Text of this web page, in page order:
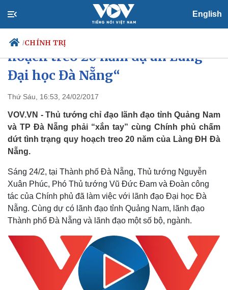
English
/CHÍNH TRỊ
Chính trị
Tổ chức nhân sự
Quốc hội
Nhận diện sự thật
Tin 24h
Dự báo thời tiết
Giáo dục
Dấu ấn VOV
Thủ tướng: “Chấm dứt quy
hoạch treo 20 năm dự án Làng
Đại học Đà Nẵng“
Thứ Sáu, 16:53, 24/02/2017
VOV.VN - Thủ tướng chỉ đạo lãnh đạo tỉnh Quảng Nam
và TP Đà Nẵng phải “xắn tay” cùng Chính phủ chấm
dứt tình trạng quy hoạch treo 20 năm của Làng ĐH Đà
Nẵng.
Sáng 24/2, tại Thành phố Đà Nẵng, Thủ tướng Nguyễn
Xuân Phúc, Phó Thủ tướng Vũ Đức Đam và Đoàn công
tác của Chính phủ đã làm việc với lãnh đạo Đại học Đà
Nẵng. Cùng dự có lãnh đạo tỉnh Quảng Nam, lãnh đạo
Thành phố Đà Nẵng và lãnh đạo một số bộ, ngành.